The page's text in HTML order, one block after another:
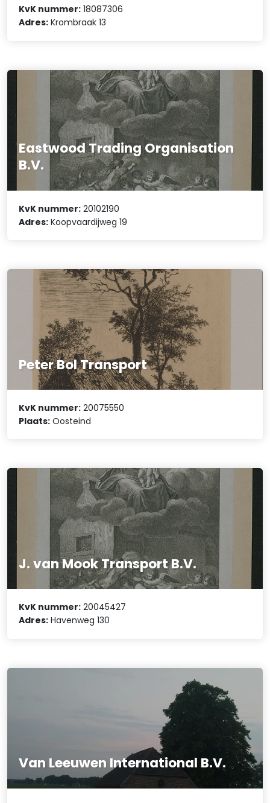
KvK nummer: 18087306
Adres: Krombraak 13
Eastwood Trading Organisation
B.V.
KvK nummer: 20102190
Adres: Koopvaardijweg 19
Peter Bol Transport
KvK nummer: 20075550
Plaats: Oosteind
J. van Mook Transport B.V.
KvK nummer: 20045427
Adres: Havenweg 130
Van Leeuwen International B.V.